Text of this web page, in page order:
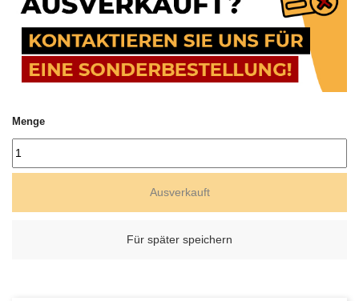
Menge
Ausverkauft
Für später speichern